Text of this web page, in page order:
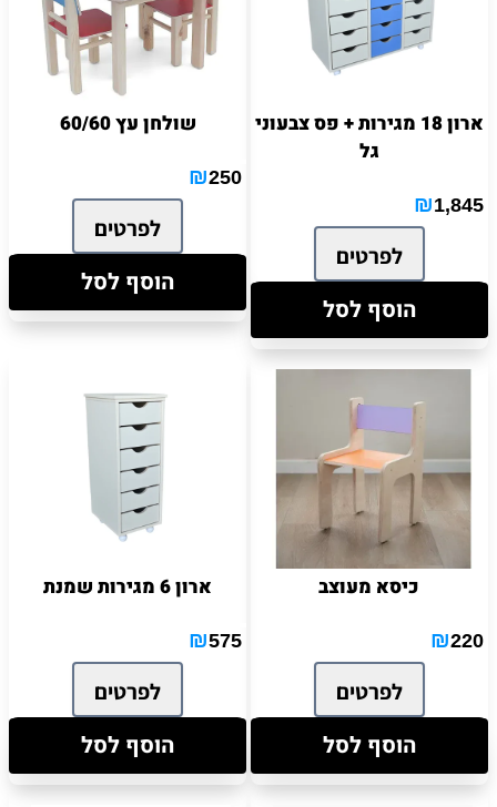
ארון 18 מגירות + פס צבעוני
גל
₪1,845
לפרטים
הוסף לסל
שולחן עץ 60/60
₪250
לפרטים
הוסף לסל
כיסא מעוצב
₪220
לפרטים
הוסף לסל
ארון 6 מגירות שמנת
₪575
לפרטים
הוסף לסל